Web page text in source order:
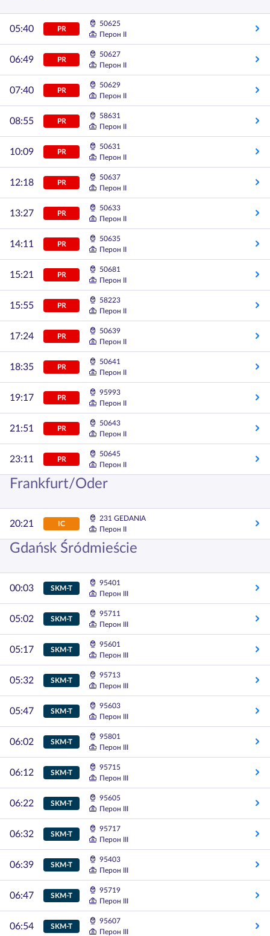
05:40 PR
50625
Перон II
06:49 PR
50627
Перон II
07:40 PR
50629
Перон II
08:55 PR
58631
Перон II
10:09 PR
50631
Перон II
12:18 PR
50637
Перон II
13:27 PR
50633
Перон II
14:11 PR
50635
Перон II
15:21 PR
50681
Перон II
15:55 PR
58223
Перон II
17:24 PR
50639
Перон II
18:35 PR
50641
Перон II
19:17 PR
95993
Перон II
21:51 PR
50643
Перон II
23:11 PR
50645
Перон II
Frankfurt/Oder
20:21 IC
231 GEDANIA
Перон II
Gdańsk Śródmieście
00:03 SKM-T
95401
Перон III
05:02 SKM-T
95711
Перон III
05:17 SKM-T
95601
Перон III
05:32 SKM-T
95713
Перон III
05:47 SKM-T
95603
Перон III
06:02 SKM-T
95801
Перон III
06:12 SKM-T
95715
Перон III
06:22 SKM-T
95605
Перон III
06:32 SKM-T
95717
Перон III
06:39 SKM-T
95403
Перон III
06:47 SKM-T
95719
Перон III
06:54 SKM-T
95607
Перон III